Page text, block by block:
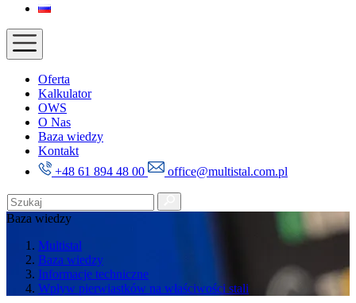
Oferta
Kalkulator
OWS
O Nas
Baza wiedzy
Kontakt
+48 61 894 48 00
office@multistal.com.pl
Baza wiedzy
Multistal
Baza wiedzy
Informacje techniczne
Wpływ pierwiastków na właściwości stali